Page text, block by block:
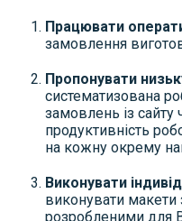
Працювати
замовлення
Пропонувати
систематизована
замовлень із сайту
продуктивність
на кожну окрему
Виконувати
виконувати
розробленими для